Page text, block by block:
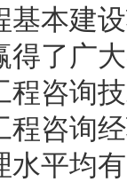
基本建
得了广
程咨询
程咨询
水平均